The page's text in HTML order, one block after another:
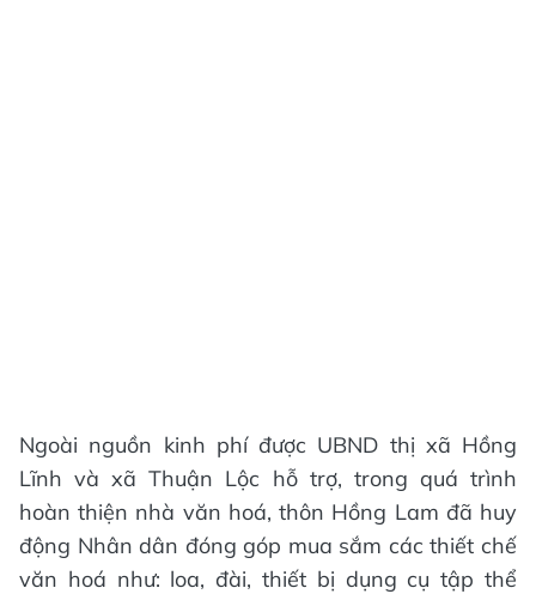
Ngoài nguồn kinh phí được UBND thị xã Hồng
Lĩnh và xã Thuận Lộc hỗ trợ, trong quá trình
hoàn thiện nhà văn hoá, thôn Hồng Lam đã huy
động Nhân dân đóng góp mua sắm các thiết chế
văn hoá như: loa, đài, thiết bị dụng cụ tập thể